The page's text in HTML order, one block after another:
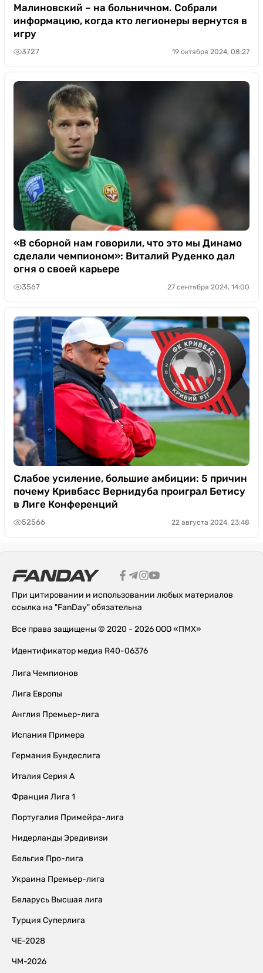
Малиновский – на больничном. Собрали
информацию, когда кто легионеры вернутся в
игру
3727 19 октября 2024, 08:27
«В сборной нам говорили, что это мы Динамо
сделали чемпионом»: Виталий Руденко дал
огня о своей карьере
3567 27 сентября 2024, 14:00
Слабое усиление, большие амбиции: 5 причин
почему Кривбасс Вернидуба проиграл Бетису
в Лиге Конференций
52566 22 августа 2024, 23:48
При цитировании и использовании любых материалов
ссылка на "FanDay" обязательна
Все права защищены © 2020 - 2026 ООО «ПМХ»
Идентификатор медиа R40-06376
Лига Чемпионов
Лига Европы
Англия Премьер-лига
Испания Примера
Германия Бундеслига
Италия Серия А
Франция Лига 1
Португалия Примейра-лига
Нидерланды Эредивизи
Бельгия Про-лига
Украина Премьер-лига
Беларусь Высшая лига
Турция Суперлига
ЧЕ-2028
ЧМ-2026